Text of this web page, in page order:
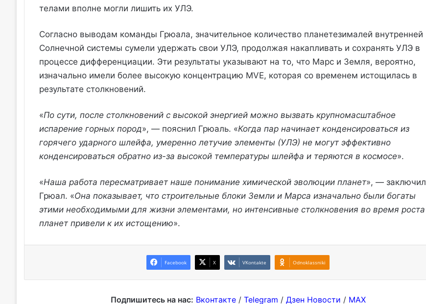
телами вполне могли лишить их УЛЭ.
Согласно выводам команды Грюала, значительное количество планетезималей внутренней
Солнечной системы сумели удержать свои УЛЭ, продолжая накапливать и сохранять УЛЭ в
процессе дифференциации. Эти результаты указывают на то, что Марс и Земля, вероятно,
изначально имели более высокую концентрацию MVE, которая со временем истощилась в
результате столкновений.
«По сути, после столкновений с высокой энергией можно вызвать крупномасштабное
испарение горных пород», — пояснил Грюаль. «Когда пар начинает конденсироваться из
горячего ударного шлейфа, умеренно летучие элементы (УЛЭ) не могут эффективно
конденсироваться обратно из-за высокой температуры шлейфа и теряются в космосе».
«Наша работа пересматривает наше понимание химической эволюции планет», — заключил
Грюал. «Она показывает, что строительные блоки Земли и Марса изначально были богаты
этими необходимыми для жизни элементами, но интенсивные столкновения во время роста
планет привели к их истощению».
Facebook X VKontakte Odnoklassniki
Подпишитесь на нас: Вконтакте/ Telegram / Дзен Новости / MAX